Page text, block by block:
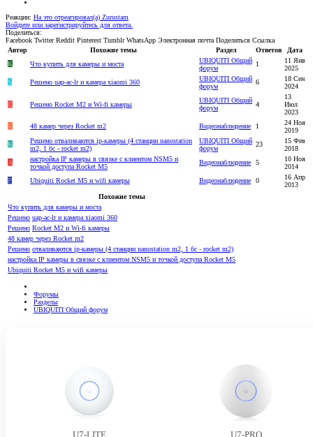
Реакции: На это отреагировал(а) Zurustam
Войдите или зарегистрируйтесь для ответа.
Поделиться:
Facebook Twitter Reddit Pinterest Tumblr WhatsApp Электронная почта Поделиться Ссылка
Автор
Похожие темы Раздел Ответов
Дата
K
Что купить для камеры и моста
UBIQUITI Общий
форум
1
11 Янв
2025
S
Решено uap-ac-lr и камера xiaomi 360
UBIQUITI Общий
форум
6
18 Сен
2024
C Решено Rocket M2 и Wi-fi камеры
UBIQUITI Общий
форум
4
13
Июл
2023
R
48 камер через Rocket m2 Видеонаблюдение 1
24 Ноя
2019
K
Решено отваливаются ip-камеры (4 станции nanostation
m2, 1 бс - rocket m2)
UBIQUITI Общий
форум
23
15 Фев
2018
A
настройка IP камеры в связке с клиентом NSM5 и
точкой доступа Rocket M5
Видеонаблюдение 5
10 Ноя
2014
P
Ubiquiti Rocket M5 и wifi камеры Видеонаблюдение 0
16 Апр
2013
Похожие темы
Что купить для камеры и моста
Решено uap-ac-lr и камера xiaomi 360
Решено Rocket M2 и Wi-fi камеры
48 камер через Rocket m2
Решено отваливаются ip-камеры (4 станции nanostation m2, 1 бс - rocket m2)
настройка IP камеры в связке с клиентом NSM5 и точкой доступа Rocket M5
Ubiquiti Rocket M5 и wifi камеры
Форумы
Разделы
UBIQUITI Общий форум
U7-LITE U7-PRO